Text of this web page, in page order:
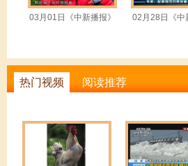
移人口市民化，
(热词二：拿号
“排队采访”早就
员也得排长队，
莫言而来，狭小
03月01日《中新播报》 02月28日《中
热门视频 阅读推荐